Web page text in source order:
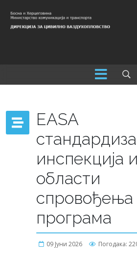
EASA
инспекција
области
спровођења
програма
09 Јуни 2026 Погодака: